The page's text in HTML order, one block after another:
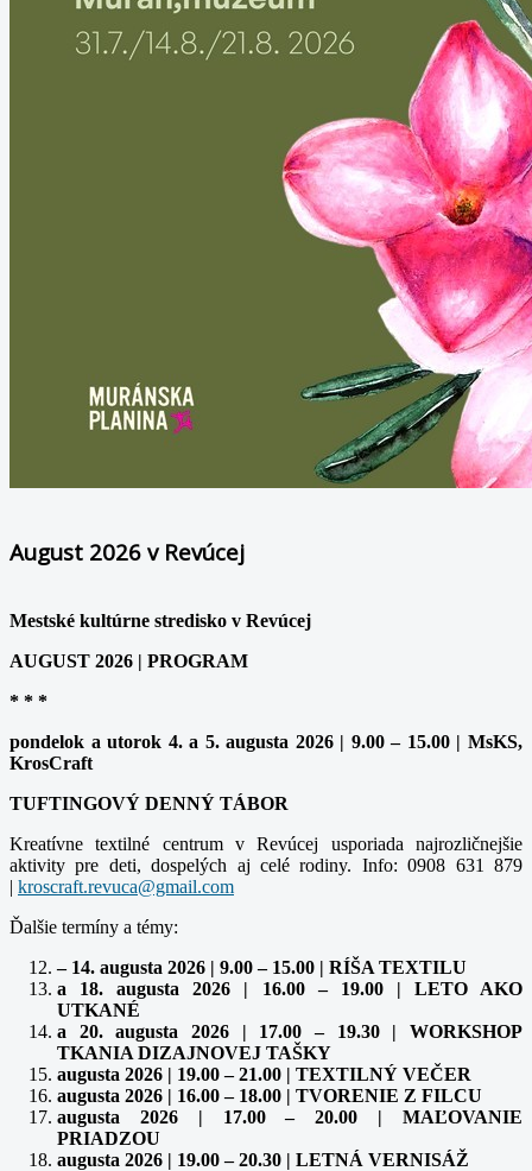
August 2026 v Revúcej
Mestské kultúrne stredisko v Revúcej
AUGUST 2026 | PROGRAM
* * *
pondelok a utorok 4. a 5. augusta 2026 | 9.00 – 15.00 | MsKS,
KrosCraft
TUFTINGOVÝ DENNÝ TÁBOR
Kreatívne textilné centrum v Revúcej usporiada najrozličnejšie
aktivity pre deti, dospelých aj celé rodiny. Info: 0908 631 879
| kroscraft.revuca@gmail.com
Ďalšie termíny a témy:
– 14. augusta 2026 | 9.00 – 15.00 | RÍŠA TEXTILU
a 18. augusta 2026 | 16.00 – 19.00 | LETO AKO
UTKANÉ
a 20. augusta 2026 | 17.00 – 19.30 | WORKSHOP
TKANIA DIZAJNOVEJ TAŠKY
augusta 2026 | 19.00 – 21.00 | TEXTILNÝ VEČER
augusta 2026 | 16.00 – 18.00 | TVORENIE Z FILCU
augusta 2026 | 17.00 – 20.00 | MAĽOVANIE
PRIADZOU
augusta 2026 | 19.00 – 20.30 | LETNÁ VERNISÁŽ